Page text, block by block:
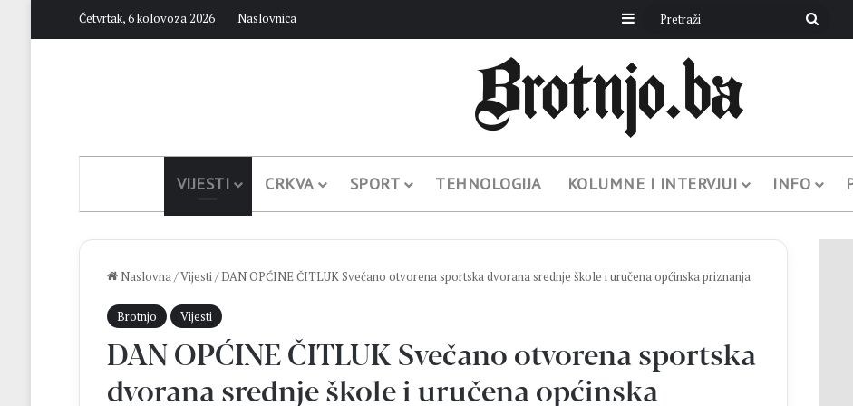
Četvrtak, 6 kolovoza 2026 Naslovnica Sidebar
VIJESTI CRKVA SPORT TEHNOLOGIJA KOLUMNE I INTERVJUI INFO
Naslovna/Vijesti/DAN OPĆINE ČITLUK Svečano otvorena sportska dvorana srednje škole i uručena općinska priznanja
Brotnjo Vijesti
DAN OPĆINE ČITLUK Svečano otvorena sportska
dvorana srednje škole i uručena općinska